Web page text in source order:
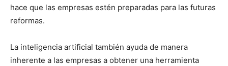
hace que las empresas estén preparadas para las futuras
reformas.
La inteligencia artificial también ayuda de manera
inherente a las empresas a obtener una herramienta